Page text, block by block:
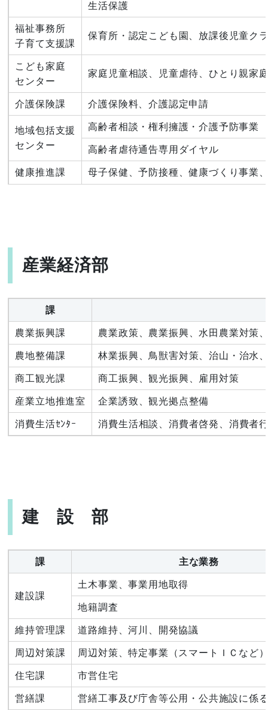
生活保護
福祉事務所
子育て支援課
保育所・認定こども園、放課後児童ク
こども家庭
センター
家庭児童相談、児童虐待、ひとり親家
介護保険課 介護保険料、介護認定申請
地域包括支援
センター
高齢者相談・権利擁護・介護予防事業
高齢者虐待通告専用ダイヤル
健康推進課 母子保健、予防接種、健康づくり事業
産業経済部
課
農業振興課 農業政策、農業振興、水田農業対策
農地整備課 林業振興、鳥獣害対策、治山・治水
商工観光課 商工振興、観光振興、雇用対策
産業立地推進室 企業誘致、観光拠点整備
消費生活ｾﾝﾀｰ 消費生活相談、消費者啓発、消費者
建 設 部
課 主な業務
建設課
土木事業、事業用地取得
地籍調査
維持管理課 道路維持、河川、開発協議
周辺対策課 周辺対策、特定事業（スマートＩＣなど
住宅課 市営住宅
営繕課 営繕工事及び庁舎等公用・公共施設に係